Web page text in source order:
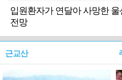
입원환자가 연달아 사망한
전망
근교산